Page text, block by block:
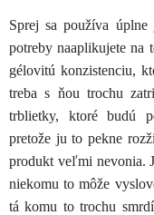
Sprej sa používa
potreby naaplikujete na
gélovitú konzistenciu,
treba s ňou trochu
trblietky, ktoré budú
pretože ju to pekne
produkt veľmi nevonia.
niekomu to môže
tá komu to trochu